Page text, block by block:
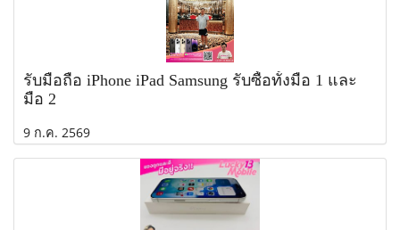
รับมือถือ iPhone iPad Samsung รับซื้อทั้งมือ 1 และ
มือ 2
9 ก.ค. 2569